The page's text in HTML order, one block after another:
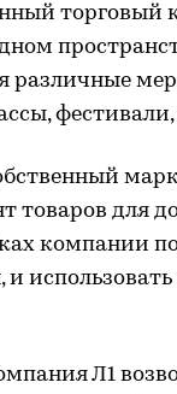
торговый
различные
товаров для
компании
Л1